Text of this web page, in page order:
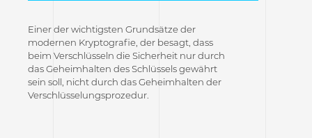
Einer der wichtigsten Grundsätze der
modernen Kryptografie, der besagt, dass
beim Verschlüsseln die Sicherheit nur durch
das Geheimhalten des Schlüssels gewährt
sein soll, nicht durch das Geheimhalten der
Verschlüsselungsprozedur.